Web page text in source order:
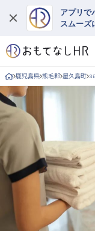
アプリで
スムーズ
ログイン
求人・施設を探
キープした求人
就職・転職 合同
おもてなしHR
ご利用の流れ
よくある質問
鹿児島県 熊毛郡 屋久島町